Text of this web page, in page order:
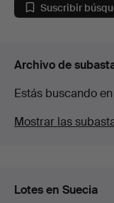
Suscribir
Archivo de
Estás buscando
Mostrar las
Lotes en Suecia